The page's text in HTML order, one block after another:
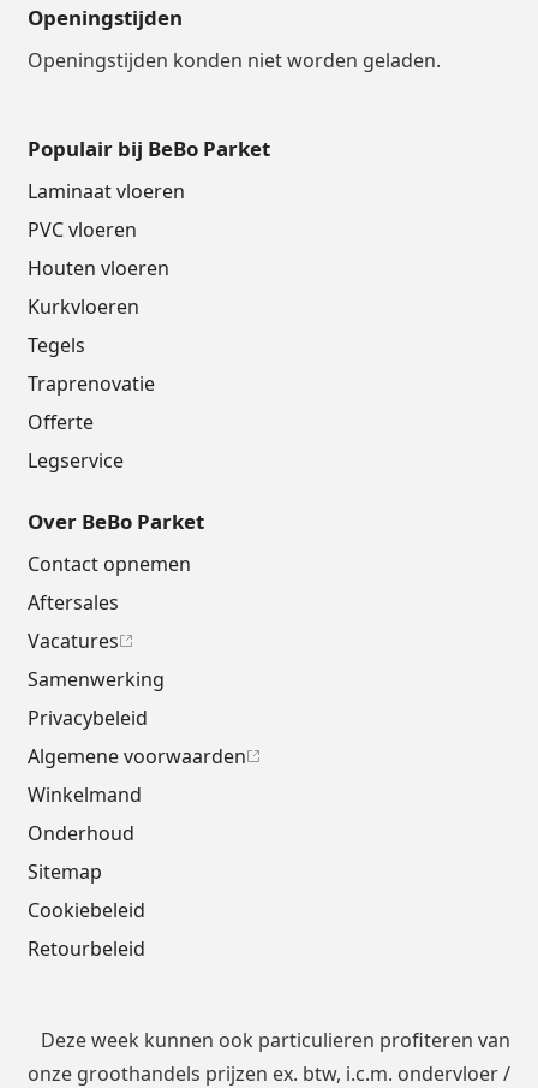
Openingstijden
Openingstijden konden niet worden geladen.
Populair bij BeBo Parket
Laminaat vloeren
PVC vloeren
Houten vloeren
Kurkvloeren
Tegels
Traprenovatie
Offerte
Legservice
Over BeBo Parket
Contact opnemen
Aftersales
Vacatures
Samenwerking
Privacybeleid
Algemene voorwaarden
Winkelmand
Onderhoud
Sitemap
Cookiebeleid
Retourbeleid
Deze week kunnen ook particulieren profiteren van
onze groothandels prijzen ex. btw, i.c.m. ondervloer/